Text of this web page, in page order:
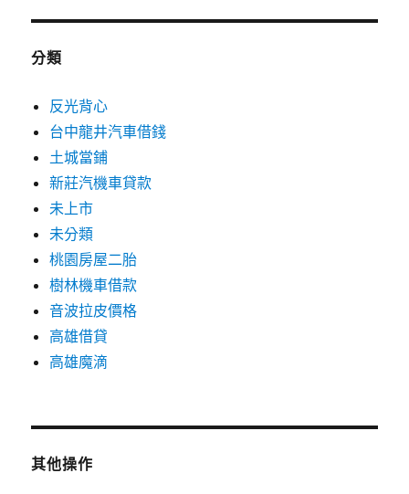
分類
反光背心
台中龍井汽車借錢
土城當鋪
新莊汽機車貸款
未上市
未分類
桃園房屋二胎
樹林機車借款
音波拉皮價格
高雄借貸
高雄魔滴
其他操作